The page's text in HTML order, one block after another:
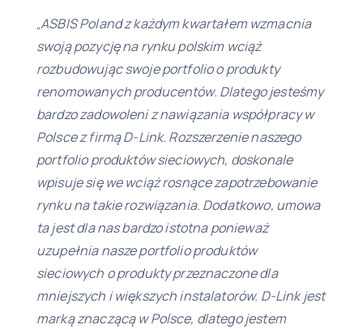
„ASBIS Poland z każdym kwartałem wzmacnia
swoją pozycję na rynku polskim wciąż
rozbudowując swoje portfolio o produkty
renomowanych producentów. Dlatego jesteśmy
bardzo zadowoleni z nawiązania współpracy w
Polsce z firmą D-Link. Rozszerzenie naszego
portfolio produktów sieciowych, doskonale
wpisuje się we wciąż rosnące zapotrzebowanie
rynku na takie rozwiązania. Dodatkowo, umowa
ta jest dla nas bardzo istotna ponieważ
uzupełnia nasze portfolio produktów
sieciowych o produkty przeznaczone dla
mniejszych i większych instalatorów. D-Link jest
marką znaczącą w Polsce, dlatego jestem